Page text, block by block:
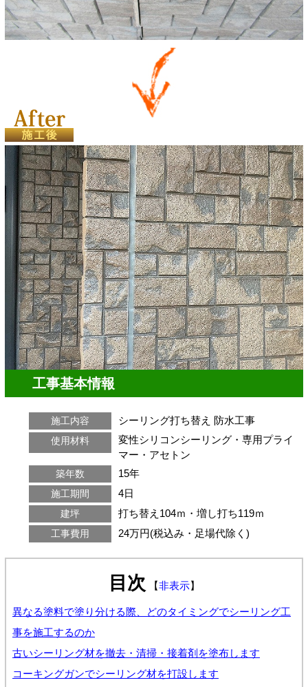
工事基本情報
施工内容 シーリング打ち替え 防水工事
使用材料
変性シリコンシーリング・専用プライ
マー・アセトン
築年数 15年
施工期間 4日
建坪 打ち替え104ｍ・増し打ち119ｍ
工事費用 24万円(税込み・足場代除く)
目次 【非表示】
異なる塗料で塗り分ける際、どのタイミングでシーリング工
事を施工するのか
古いシーリング材を撤去・清掃・接着剤を塗布します
コーキングガンでシーリング材を打設します